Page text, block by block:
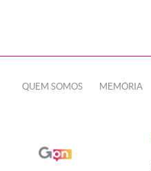
QUEM SOMOS MEMÓRIA